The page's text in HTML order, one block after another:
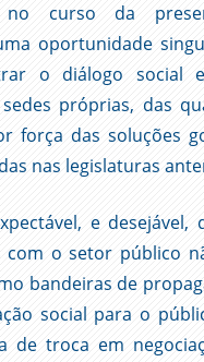
curso da
oportunidade
o diálogo social
próprias, das
força das soluções
nas legislaturas
e desejável,
com o setor público
bandeiras de
social para o
de troca em